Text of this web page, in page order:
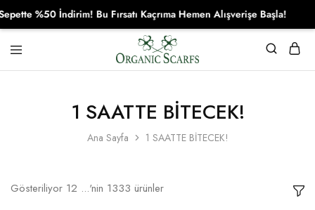
Organikscarf
Ana Sayfa 1 SAATTE BİTECEK!
1 SAATTE BİTECEK!
Gösteriliyor 12 ...'nin 1333 ürünler
İndirim! Bu Fırsatı Kaçrıma Hemen Alışverişe Başla!